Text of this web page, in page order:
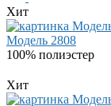
Хит
Модель 2808
100% полиэстер
Хит